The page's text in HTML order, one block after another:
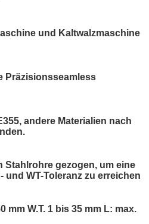
und Kaltwalzmaschine
Präzisionsseamless
andere Materialien nach
Stahlrohre gezogen, um eine
und WT-Toleranz zu erreichen
mm W.T. 1 bis 35 mm L: max.